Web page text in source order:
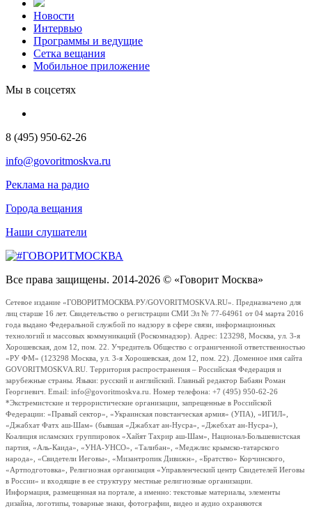
Новости
Интервью
Программы и ведущие
Сетка вещания
Мобильное приложение
Мы в соцсетях
8 (495) 950-62-26
info@govoritmoskva.ru
Реклама на радио
Города вещания
Наши слушатели
Все права защищены. 2014-2026 © «Говорит Москва»
Сетевое издание «ГОВОРИТМОСКВА.РУ/GOVORITMOSKVA.RU». Предназначено для
лиц старше 16 лет. Свидетельство о регистрации СМИ Эл № 77-64961 от 04 марта 2016
года выдано Федеральной службой по надзору в сфере связи, информационных
технологий и массовых коммуникаций (Роскомнадзор). Адрес: 123298, Москва, ул. 3-я
Хорошевская, дом 12, пом. 22. Учредитель Общество с ограниченной ответственностью
«РУ ФМ» (123298 Москва, ул. 3-я Хорошевская, дом 12, пом. 22). Доменное имя сайта
GOVORITMOSKVA.RU. Территория распространения – Российская Федерация и
зарубежные страны. Языки: русский и английский. Главный редактор Бабаян Роман
Георгиевич. Email: info@govoritmoskva.ru. Номер телефона: +7 (495) 950-62-26
*Экстремистские и террористические организации, запрещенные в Российской
Федерации: «Правый сектор», «Украинская повстанческая армия» (УПА), «ИГИЛ»,
«Джабхат Фатх аш-Шам» (бывшая «Джабхат ан-Нусра», «Джебхат ан-Нусра»),
Коалиция исламских группировок «Хайят Тахрир аш-Шам», Национал-Большевистская
партия, «Аль-Каида», «УНА-УНСО», «Талибан», «Меджлис крымско-татарского
народа», «Свидетели Иеговы», «Мизантропик Дивижн», «Братство» Корчинского,
«Артподготовка», Религиозная организация «Управленческий центр Свидетелей Иеговы
в России» и входящие в ее структуру местные религиозные организации.
Информация, размещенная на портале, а именно: текстовые материалы, элементы
дизайна, логотипы, товарные знаки, фотографии, видео и аудио охраняются